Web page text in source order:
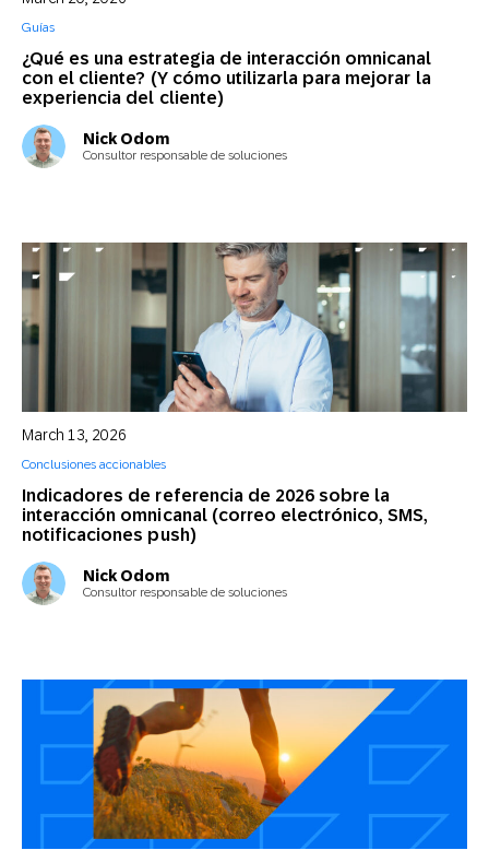
¿Qué es una estrategia de interacción omnicanal
con el cliente? (Y cómo utilizarla para mejorar la
experiencia del cliente)
Guías
Nick Odom
Consultor responsable de soluciones
Indicadores de referencia de 2026 sobre la
interacción omnicanal (correo electrónico, SMS,
notificaciones push)
March 13, 2026
Conclusiones accionables
Nick Odom
Consultor responsable de soluciones